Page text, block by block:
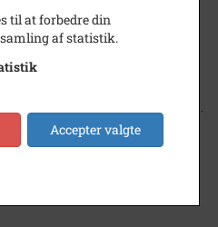
på Bukkerup Landsby-
Kr. Eskilstrup, Erik Jensen...
Tølløse Festivalen 1999. Fra v.
til at forbedre din
af statistik.
Accepter valgte